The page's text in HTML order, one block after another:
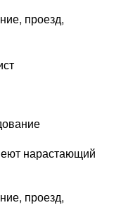
проезд,
нарастающий
проезд,